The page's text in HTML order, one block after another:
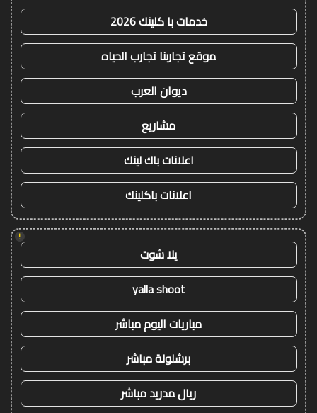
خدمات با كلينك 2026
موقع تجاربنا تجارب الحياه
ديوان العرب
مشاريع
اعلانات باك لينك
اعلانات باكلينك
!
يلا شوت
yalla shoot
مباريات اليوم مباشر
برشلونة مباشر
ريال مدريد مباشر